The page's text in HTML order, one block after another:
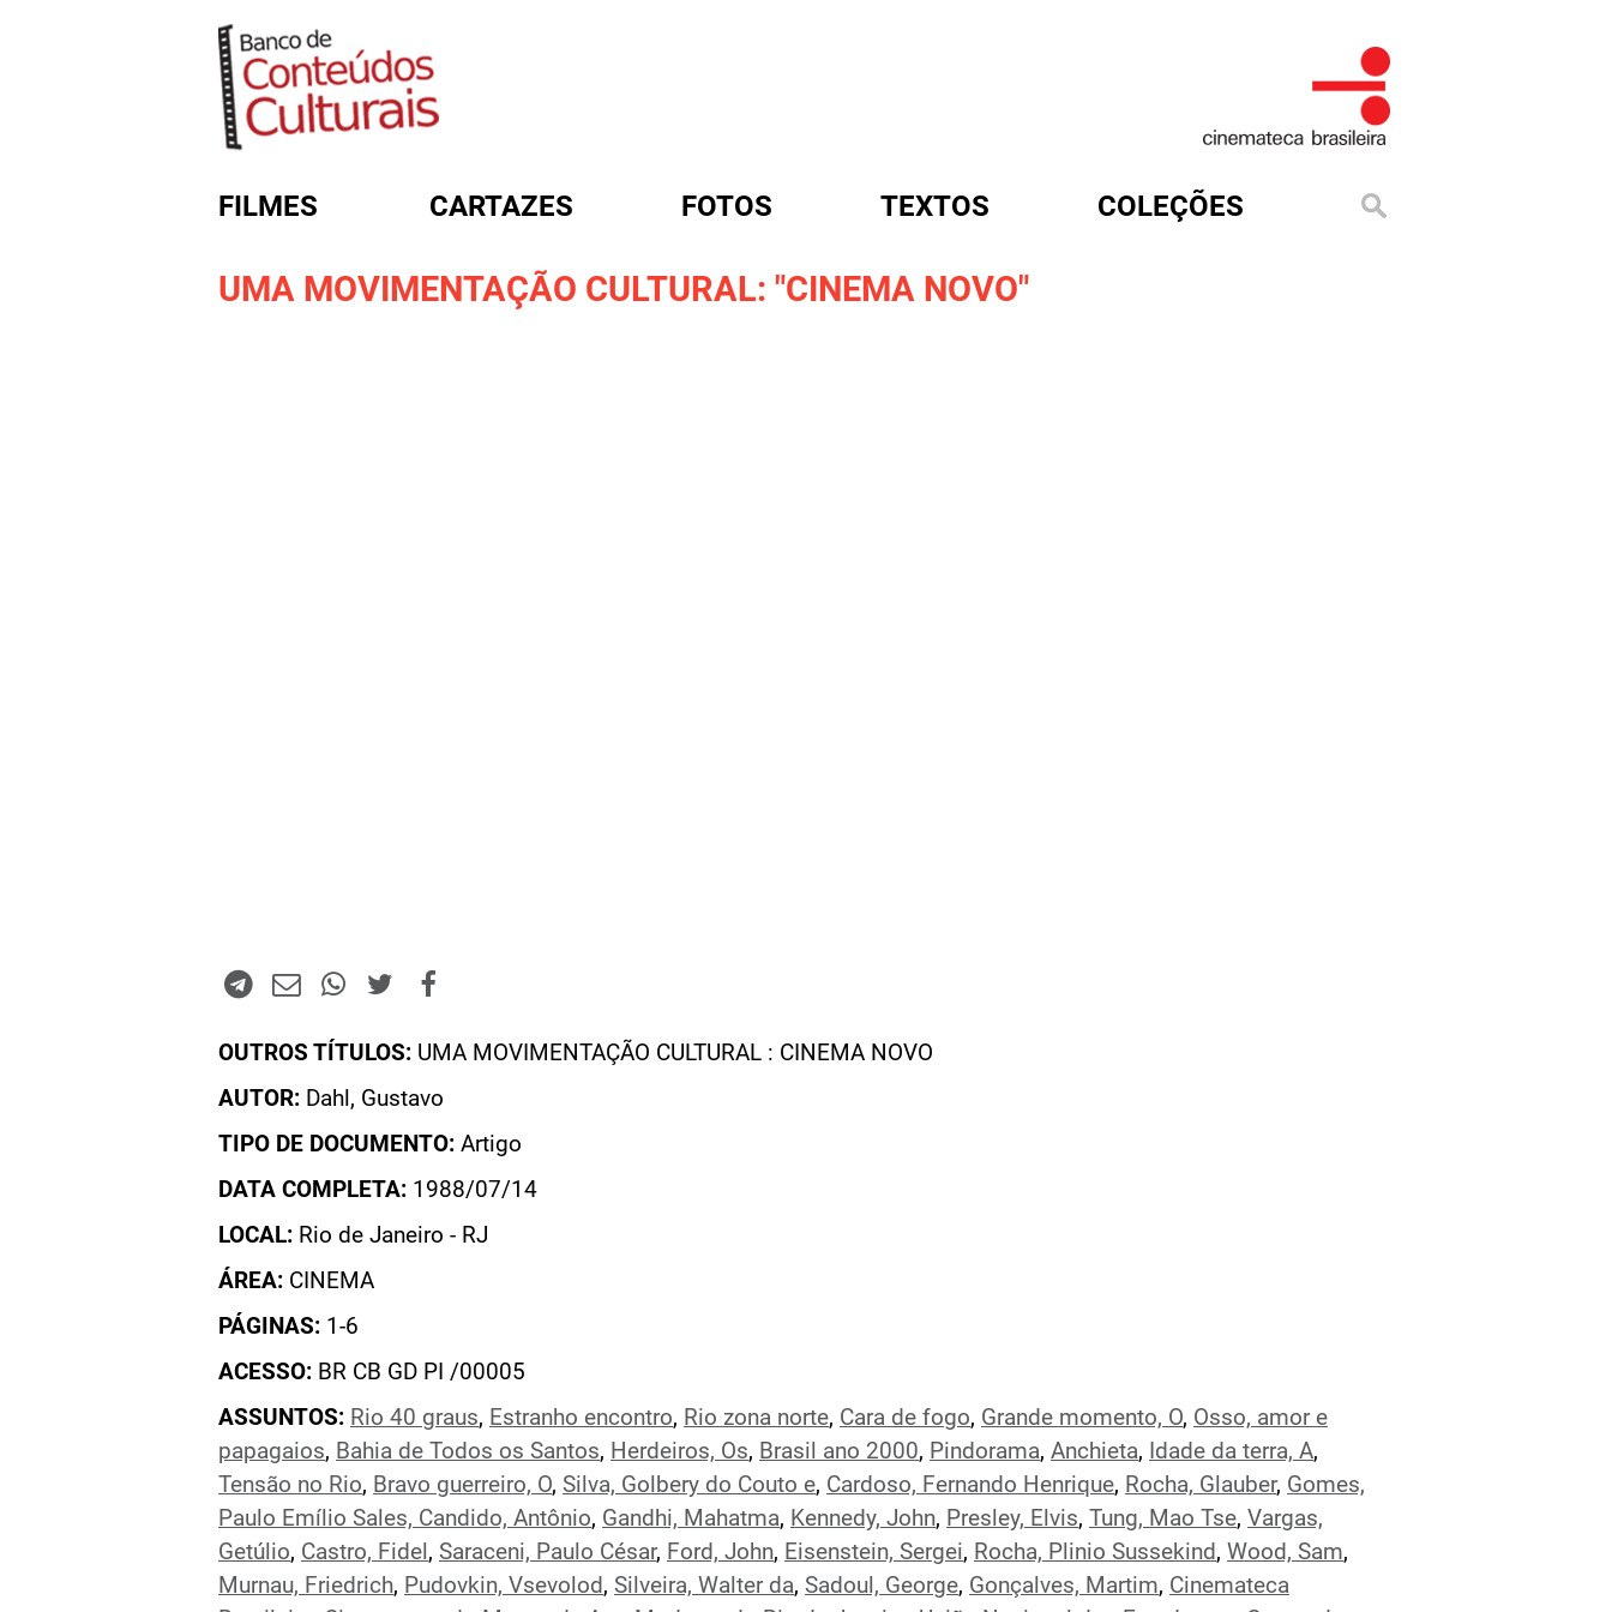
FILMES CARTAZES FOTOS TEXTOS COLEÇÕES
UMA MOVIMENTAÇÃO CULTURAL: "CINEMA NOVO"
OUTROS TÍTULOS: UMA MOVIMENTAÇÃO CULTURAL : CINEMA NOVO
AUTOR: Dahl, Gustavo
TIPO DE DOCUMENTO: Artigo
DATA COMPLETA: 1988/07/14
LOCAL: Rio de Janeiro - RJ
ÁREA: CINEMA
PÁGINAS: 1-6
ACESSO: BR CB GD PI /00005
ASSUNTOS: Rio 40 graus, Estranho encontro, Rio zona norte, Cara de fogo, Grande momento, O, Osso, amor e
papagaios, Bahia de Todos os Santos, Herdeiros, Os, Brasil ano 2000, Pindorama, Anchieta, Idade da terra, A,
Tensão no Rio, Bravo guerreiro, O, Silva, Golbery do Couto e, Cardoso, Fernando Henrique, Rocha, Glauber, Gomes,
Paulo Emílio Sales, Candido, Antônio, Gandhi, Mahatma, Kennedy, John, Presley, Elvis, Tung, Mao Tse, Vargas,
Getúlio, Castro, Fidel , Saraceni, Paulo César, Ford, John, Eisenstein, Sergei, Rocha, Plinio Sussekind, Wood, Sam,
Murnau, Friedrich, Pudovkin, Vsevolod, Silveira, Walter da, Sadoul, George, Gonçalves, Martim, Cinemateca